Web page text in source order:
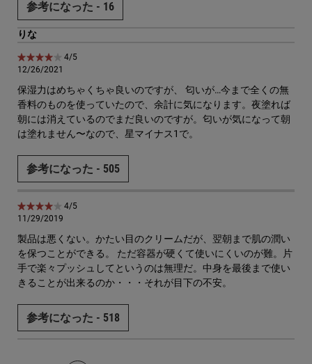
参考になった - 16
りな
5星中4。
4/5
12/26/2021
保湿力はめちゃくちゃ良いのですが、 匂いが…今まで全くの無
香料のものを使っていたので、余計に気になります。夜塗れば
朝には消えているのでまだ良いのですが。匂いが気になって朝
は塗れません〜なので、星マイナス1で。
参考になった - 505
5星中4。
4/5
11/29/2019
製品は悪くない。かたい目のクリームだが、翌朝まで肌の潤い
を保つことができる。 ただ容器が硬くて使いにくいのが難。片
手で楽々プッシュしてというのは無理だ。中身を最後まで使い
きることが出来るのか・・・それが目下の不安。
参考になった - 518